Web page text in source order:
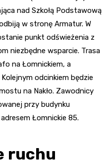
nad Szkołą Podstawową
w stronę Armatur. W
punkt odświeżenia z
niezbędne wsparcie. Trasa
na Łomnickiem, a
odcinkiem będzie
na Nakło. Zawodnicy
przy budynku
Łomnickie 85.
ruchu